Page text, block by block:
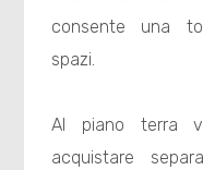
consente una
spazi.
Al piano terra
acquistare